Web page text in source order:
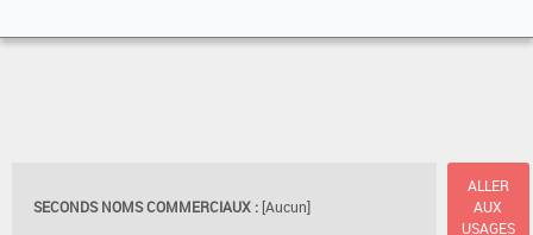
SECONDS NOMS COMMERCIAUX : [Aucun]
ALLER
AUX
USAGES